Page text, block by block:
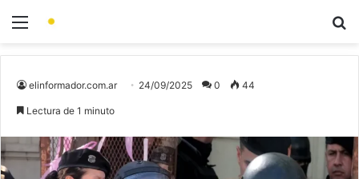
elinformador.com.ar 24/09/2025 0 44
Lectura de 1 minuto